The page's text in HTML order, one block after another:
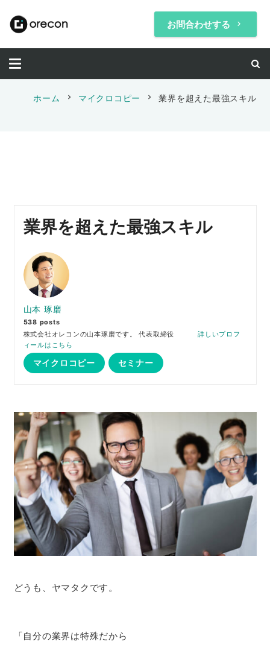
お問合わせする keyboard_arrow_right
ホーム chevron_right マイクロコピー chevron_right 業界を超えた最強スキル
業界を超えた最強スキル
山本 琢磨
538 posts
株式会社オレコンの山本琢磨です。 代表取締役 詳しいプロフ
ィールはこちら
マイクロコピー セミナー
どうも、ヤマタクです。
「自分の業界は特殊だから